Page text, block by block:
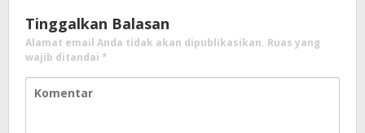
Tinggalkan Balasan
Alamat email Anda tidak akan dipublikasikan. Ruas yang
wajib ditandai *